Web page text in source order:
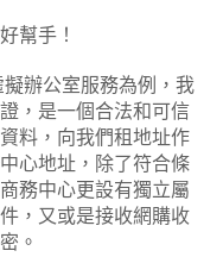
幫手！
辦公室服務為例，我
，是一個合法和可信
料，向我們租地址作
心地址，除了符合條
務中心更設有獨立屬
，又或是接收網購收
。